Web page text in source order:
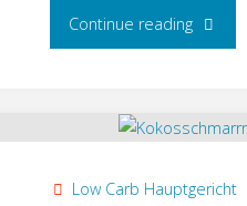
Continue reading"Schnelle
Muffins
Low Carb Hauptgericht